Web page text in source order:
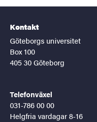
Kontakt
Göteborgs universitet
Box 100
405 30 Göteborg
Telefonväxel
031-786 00 00
Helgfria vardagar 8-16